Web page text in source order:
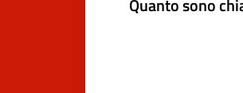
Quanto sono